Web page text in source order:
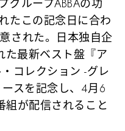
グループABBAの功
たこの記念日に合わ
された。日本独自企
た最新ベスト盤『ア
コレクション -グレ
スを記念し、4月6
組が配信されること